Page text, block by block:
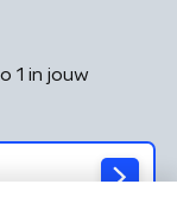
1 in jouw